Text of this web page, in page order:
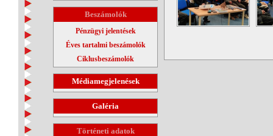
Beszámolók
Pénzügyi jelentések
Éves tartalmi beszámolók
Ciklusbeszámolók
Médiamegjelenések
Galéria
Történeti adatok